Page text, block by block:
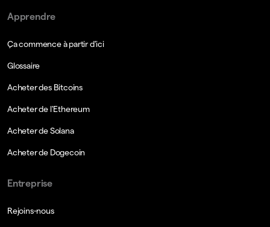
Apprendre
Ça commence à partir d'ici
Glossaire
Acheter des Bitcoins
Acheter de l'Ethereum
Acheter de Solana
Acheter de Dogecoin
Entreprise
Rejoins-nous